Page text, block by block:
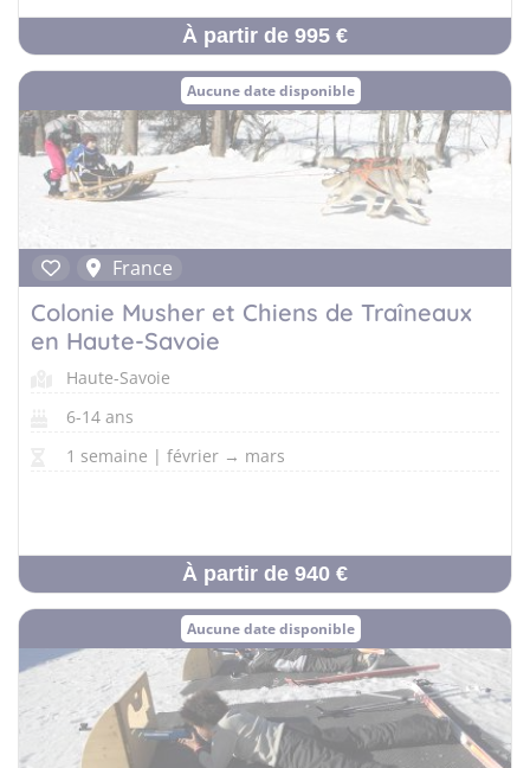
À partir de 995 €
Aucune date disponible
France
Colonie Musher et Chiens de Traîneaux
en Haute-Savoie
Haute-Savoie
6-14 ans
1 semaine | février → mars
À partir de 940 €
Aucune date disponible